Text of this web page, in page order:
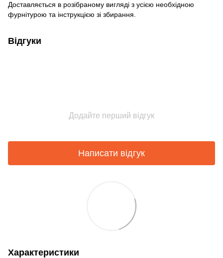
Доставляється в розібраному вигляді з усією необхідною
фурнітурою та інструкцією зі збирання.
Відгуки
Додайте перший відгук
Написати відгук
Характеристики